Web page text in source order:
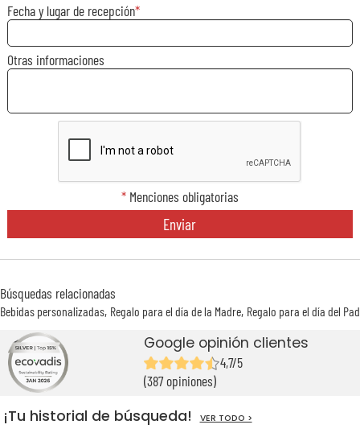
Fecha y lugar de recepción
Otras informaciones
*Menciones obligatorias
Enviar
Búsquedas relacionadas
Bebidas personalizadas Regalo para el día de la Madre Regalo para el día del
Google opinión clientes
4,7/5
(387 opiniones)
¡Tu historial de búsqueda! VER TODO >